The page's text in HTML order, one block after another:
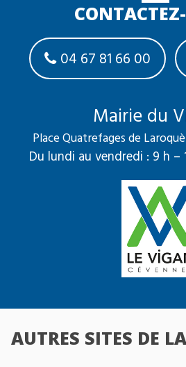
04 67 81 66 00
Mairie du
Place Quatrefages de
Du lundi au vendredi : 9 h –
AUTRES SITES DE